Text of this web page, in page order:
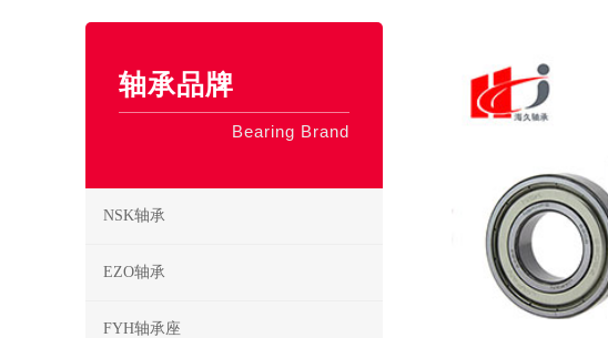
轴承品牌
Bearing Brand
NSK轴承
EZO轴承
FYH轴承座